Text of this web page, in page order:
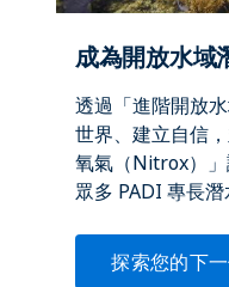
成為開放水域
透過「進階開放
世界、建立自信
氧氣（Nitrox）
眾多 PADI 專長潛
探索您的下